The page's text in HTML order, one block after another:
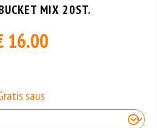
MIX 20ST.
16.00
saus